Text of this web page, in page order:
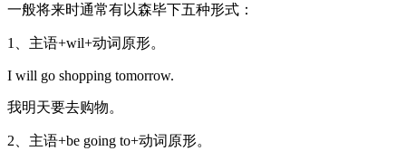
一般将来时通常有以森毕下五种形式：
1、主语+wil+动词原形。
I will go shopping tomorrow.
我明天要去购物。
2、主语+be going to+动词原形。